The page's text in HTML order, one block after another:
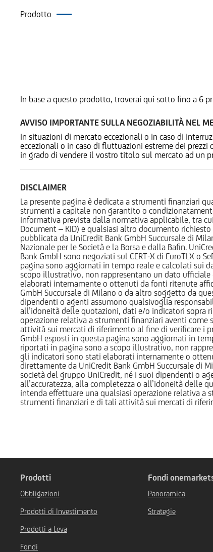
Prodotto
In base a questo prodotto, troverai qui sotto fino a 6
AVVISO IMPORTANTE SULLA NEGOZIABILITÀ NEL
In situazioni di mercato eccezionali o in caso di
eccezionali o in caso di fluttuazioni estreme dei
in grado di vendere il vostro titolo sul mercato ad un
DISCLAIMER
La presente pagina è dedicata a strumenti finanziari
strumenti a capitale non garantito o
informativa prevista dalla normativa applicabile, tra
Document – KID) e qualsiasi altro documento
pubblicata da UniCredit Bank GmbH Succursale di
Nazionale per le Società e la Borsa e dalla Bafin.
Bank GmbH sono negoziati sul CERT-X di EuroTLX o
pagina sono aggiornati in tempo reale e calcolati sui
scopo illustrativo, non rappresentano un dato
elaborati internamente o ottenuti da fonti ritenute
GmbH Succursale di Milano o da altro soggetto da
dipendenti o agenti assumono qualsivoglia
all’idoneità delle quotazioni, dati e/o indicatori sopra
operazione relativa a strumenti finanziari aventi
attività sui mercati di riferimento al fine di verificare i
GmbH esposti in questa pagina sono aggiornati in
riportati in pagina sono a scopo illustrativo, non
gli indicatori sono stati elaborati internamente o
direttamente da UniCredit Bank GmbH Succursale di
società del gruppo UniCredit, né i suoi dipendenti o
all’accuratezza, alla completezza o all’idoneità delle
intenda effettuare una qualsiasi operazione relativa
strumenti finanziari e di tali attività sui mercati di
Prodotti
Obbligazioni
Prodotti di Investimento
Prodotti a Leva
Fondi
Fondi
Panoramica
Strategie